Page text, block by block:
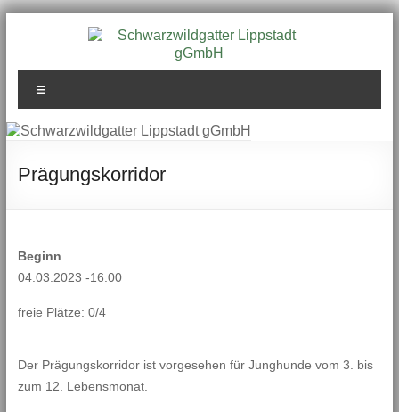
Schwarzwildgatter
Lippstadt gGmbH
Prägungskorridor
Beginn
04.03.2023 -16:00
freie Plätze: 0/4
Der Prägungskorridor ist vorgesehen für Junghunde vom 3. bis
zum 12. Lebensmonat.